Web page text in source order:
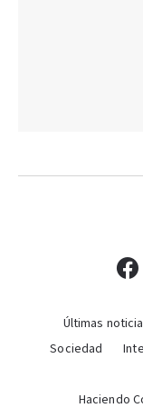
Últimas
Sociedad
Haciendo